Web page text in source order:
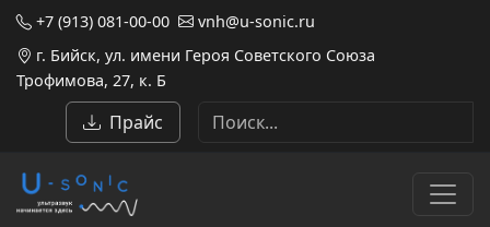
+7 (913) 081-00-00
vnh@u-sonic.ru
г. Бийск, ул. имени Героя Советского Союза
Трофимова, 27, к. Б
Прайс